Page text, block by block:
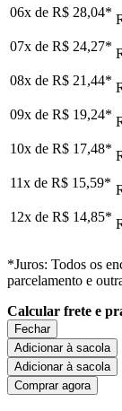
06x de R$ 28,04*
07x de R$ 24,27*
08x de R$ 21,44*
09x de R$ 19,24*
10x de R$ 17,48*
11x de R$ 15,59*
12x de R$ 14,85*
*Juros: Todos os
parcelamento e
Calcular frete e
Fechar
Adicionar à sacola
Adicionar à sacola
Comprar agora